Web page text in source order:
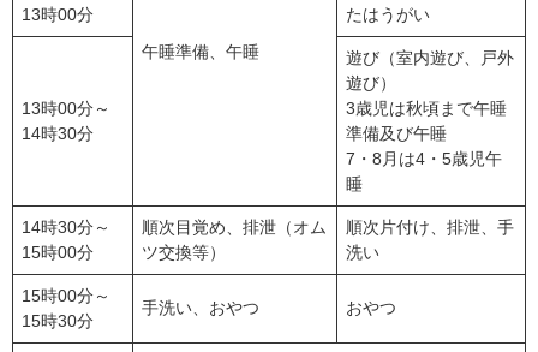
午睡準備、午睡
13時00分
たはうがい
13時00分～
14時30分
遊び（室内遊び、戸外
遊び）
3歳児は秋頃まで午睡
準備及び午睡
7・8月は4・5歳児午
睡
14時30分～
15時00分
順次目覚め、排泄（オム
ツ交換等）
順次片付け、排泄、手
洗い
15時00分～
15時30分
手洗い、おやつ おやつ